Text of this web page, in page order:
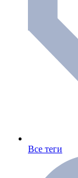
Все теги